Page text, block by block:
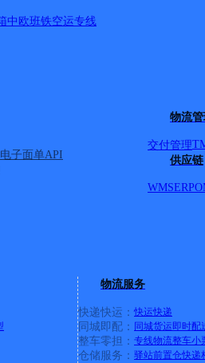
中欧班铁空运专线
电子面单API
物流
交付管理
供应链
WMSERP
物流服务
快递快运： 快运快递
同城即配： 同城货运即时配
整车零担： 专线物流整车小
仓储服务： 驿站前置仓快递